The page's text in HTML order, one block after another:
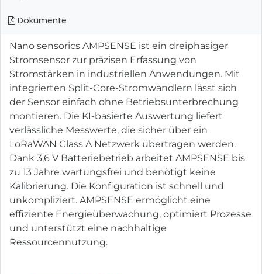
Dokumente
Nano sensorics AMPSENSE ist ein dreiphasiger
Stromsensor zur präzisen Erfassung von
Stromstärken in industriellen Anwendungen. Mit
integrierten Split-Core-Stromwandlern lässt sich
der Sensor einfach ohne Betriebsunterbrechung
montieren. Die KI-basierte Auswertung liefert
verlässliche Messwerte, die sicher über ein
LoRaWAN Class A Netzwerk übertragen werden.
Dank 3,6 V Batteriebetrieb arbeitet AMPSENSE bis
zu 13 Jahre wartungsfrei und benötigt keine
Kalibrierung. Die Konfiguration ist schnell und
unkompliziert. AMPSENSE ermöglicht eine
effiziente Energieüberwachung, optimiert Prozesse
und unterstützt eine nachhaltige
Ressourcennutzung.